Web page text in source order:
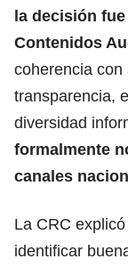
la decisión
Contenidos
coherencia con
transparencia,
diversidad
formalmente
canales
La CRC
identificar